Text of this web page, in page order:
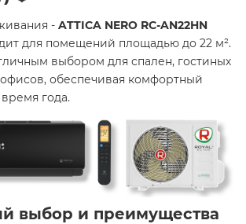
- ATTICA NERO RC-AN22HN
для помещений площадью до 22 м².
выбором для спален, гостиных
обеспечивая комфортный
года.
выбор и преимущества